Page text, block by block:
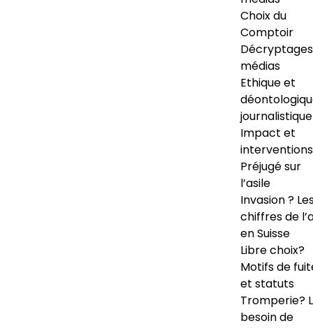
Choix du
Comptoir
Décryptages
médias
Ethique et
journalistique
Impact et
interventions
Préjugé sur
l’asile
Invasion ?
chiffres de
en Suisse
Libre choix?
Motifs de
et statuts
Tromperie?
besoin de